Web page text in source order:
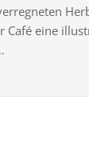
eine